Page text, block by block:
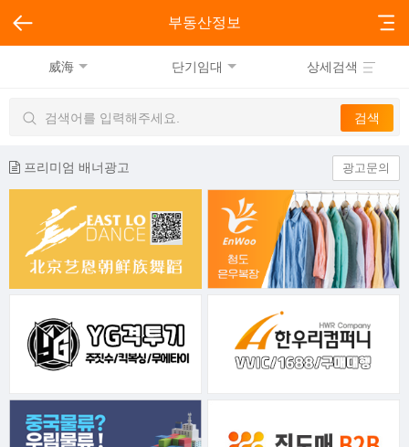
부동산정보
威海 단기임대 상세검색
프리미엄 배너광고 광고문의